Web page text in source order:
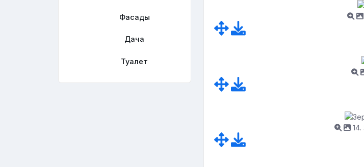
Фасады
Дача
Туалет
14.